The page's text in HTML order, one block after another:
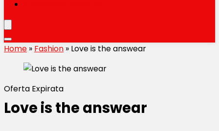
Home » Fashion » Love is the answear
Oferta Expirata
Love is the answear